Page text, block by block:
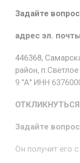
Задайте
адрес эл.
446368,
район,
9 "А" ИНН
ОТКЛИКНУТЬСЯ
Задайте
Он получит его